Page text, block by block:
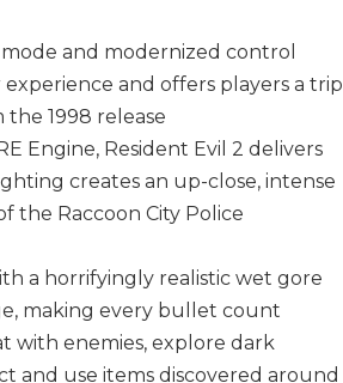
and modernized control
and offers players a trip
1998 release
Engine, Resident Evil 2 delivers
creates an up-close, intense
the Raccoon City Police
a horrifyingly realistic wet gore
making every bullet count
with enemies, explore dark
and use items discovered around